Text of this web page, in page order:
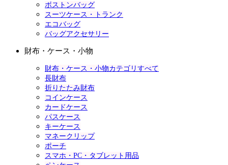
ボストンバッグ
スーツケース・トランク
エコバッグ
バッグアクセサリー
財布・ケース・小物
財布・ケース・小物カテゴリすべて
長財布
折りたたみ財布
コインケース
カードケース
パスケース
キーケース
マネークリップ
ポーチ
スマホ・PC・タブレット用品